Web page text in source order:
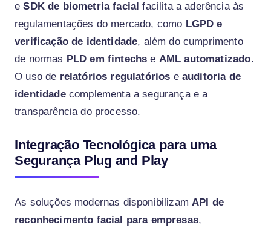
eSDK de biometria facial facilita a aderência às
regulamentações do mercado, como LGPD e
verificação de identidade, além do cumprimento
de normas PLD em fintechs e AML automatizado.
O uso de relatórios regulatórios e auditoria de
identidadecomplementa a segurança e a
transparência do processo.
Integração Tecnológica para uma
Segurança Plug and Play
As soluções modernas disponibilizamAPI de
reconhecimento facial para empresas,